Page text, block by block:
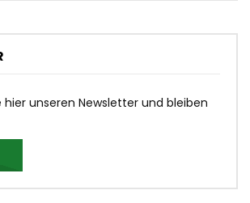
hier unseren Newsletter und bleiben